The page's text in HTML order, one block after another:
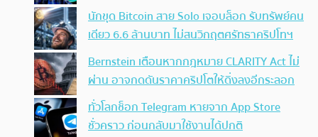
นักขุด Bitcoin สาย Solo เจอบล็อก รับทรัพย์คน
เดียว 6.6 ล้านบาท ไม่สนวิกฤตศรัทธาคริปโทฯ
Bernstein เตือนหากกฎหมาย CLARITY Act ไม่
ผ่าน อาจกดดันราคาคริปโตให้ดิ่งลงอีกระลอก
ทั่วโลกช็อก Telegram หายจาก App Store
ชั่วคราว ก่อนกลับมาใช้งานได้ปกติ